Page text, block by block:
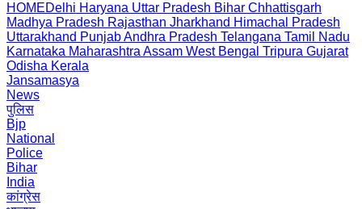
HOMEDelhi Haryana Uttar Pradesh Bihar Chhattisgarh
Madhya Pradesh Rajasthan Jharkhand Himachal Pradesh
Uttarakhand PunjabAndhra Pradesh Telangana Tamil Nadu
Karnataka Maharashtra Assam West Bengal Tripura Gujarat
Odisha Kerala
Jansamasya
News
पुलिस
Bjp
National
Police
Bihar
India
कांग्रेस